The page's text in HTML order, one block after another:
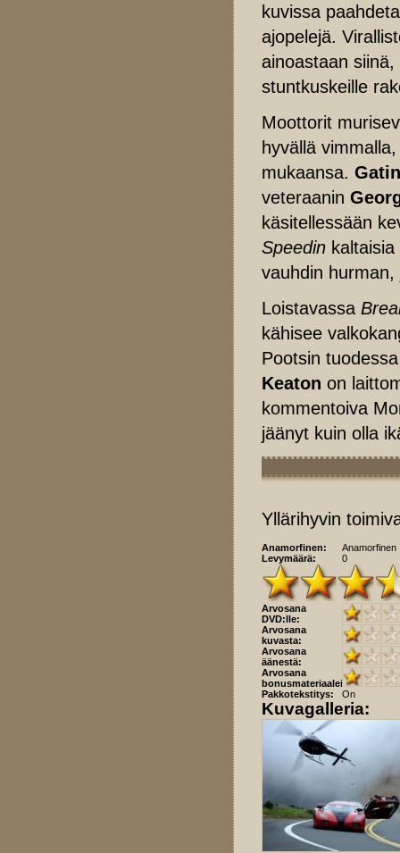
kuvissa
ajopelejä.
ainoastaan
stuntkuskeille
Moottorit
hyvällä
mukaansa.
veteraanin
käsitellessään
Speedin
vauhdin
Loistavassa
kähisee
Pootsin
Keaton on
kommentoiva
jäänyt kuin olla
Yllärihyvin
Anamorfinen:
Anamorfinen
Levymäärä:
0
Arvosana
DVD:lle:
Arvosana
kuvasta:
Arvosana
äänestä:
Arvosana
bonusmateriaaleista:
Pakkotekstitys:
On
Kuvagalleria: